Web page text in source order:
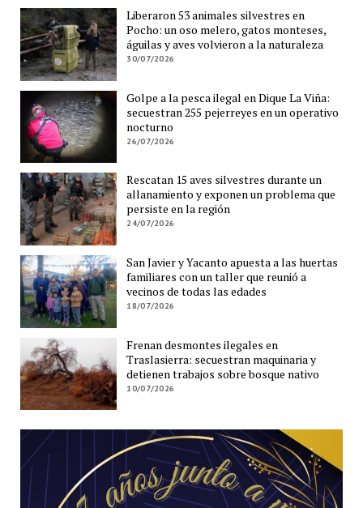
Liberaron 53 animales silvestres en
Pocho: un oso melero, gatos monteses,
águilas y aves volvieron a la naturaleza
30/07/2026
Golpe a la pesca ilegal en Dique La Viña:
secuestran 255 pejerreyes en un operativo
nocturno
26/07/2026
Rescatan 15 aves silvestres durante un
allanamiento y exponen un problema que
persiste en la región
24/07/2026
San Javier y Yacanto apuesta a las huertas
familiares con un taller que reunió a
vecinos de todas las edades
18/07/2026
Frenan desmontes ilegales en
Traslasierra: secuestran maquinaria y
detienen trabajos sobre bosque nativo
10/07/2026